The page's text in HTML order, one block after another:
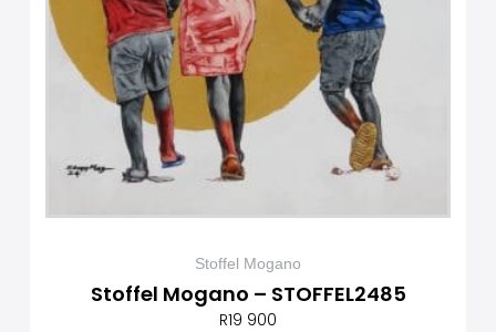
Stoffel Mogano
Stoffel Mogano – STOFFEL2485
R19 900